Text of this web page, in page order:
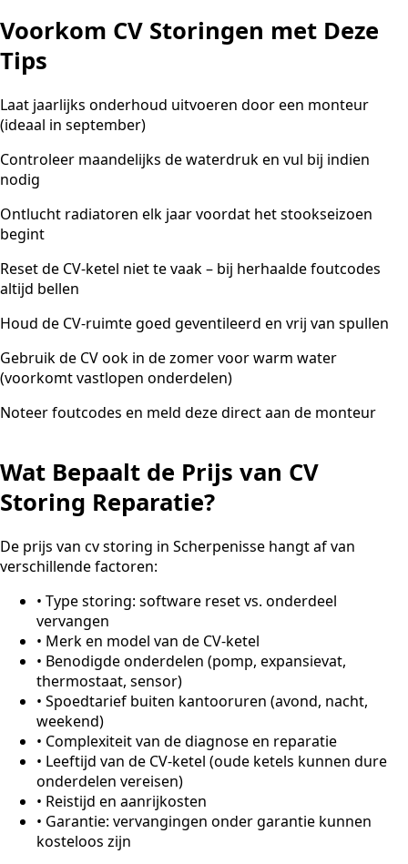
Voorkom CV Storingen met Deze
Tips
Laat jaarlijks onderhoud uitvoeren door een monteur
(ideaal in september)
Controleer maandelijks de waterdruk en vul bij indien
nodig
Ontlucht radiatoren elk jaar voordat het stookseizoen
begint
Reset de CV-ketel niet te vaak – bij herhaalde foutcodes
altijd bellen
Houd de CV-ruimte goed geventileerd en vrij van spullen
Gebruik de CV ook in de zomer voor warm water
(voorkomt vastlopen onderdelen)
Noteer foutcodes en meld deze direct aan de monteur
Wat Bepaalt de Prijs van CV
Storing Reparatie?
De prijs van cv storing in Scherpenisse hangt af van
verschillende factoren:
• Type storing: software reset vs. onderdeel
vervangen
• Merk en model van de CV-ketel
• Benodigde onderdelen (pomp, expansievat,
thermostaat, sensor)
• Spoedtarief buiten kantooruren (avond, nacht,
weekend)
• Complexiteit van de diagnose en reparatie
• Leeftijd van de CV-ketel (oude ketels kunnen dure
onderdelen vereisen)
• Reistijd en aanrijkosten
• Garantie: vervangingen onder garantie kunnen
kosteloos zijn